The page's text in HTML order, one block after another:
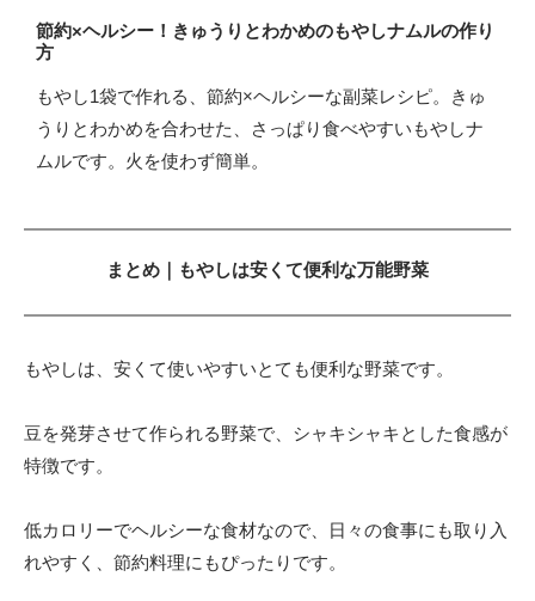
節約×ヘルシー！きゅうりとわかめのもやしナムルの作り
方
もやし1袋で作れる、節約×ヘルシーな副菜レシピ。きゅ
うりとわかめを合わせた、さっぱり食べやすいもやしナ
ムルです。火を使わず簡単。
まとめ｜もやしは安くて便利な万能野菜
もやしは、安くて使いやすいとても便利な野菜です。
豆を発芽させて作られる野菜で、シャキシャキとした食感が
特徴です。
低カロリーでヘルシーな食材なので、日々の食事にも取り入
れやすく、節約料理にもぴったりです。